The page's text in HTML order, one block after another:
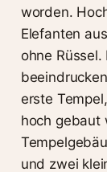
worden.
Elefanten
ohne
erste
hoch gebaut
und zwei